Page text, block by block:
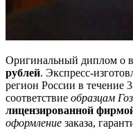
Оригинальный диплом о
рублей. Экспресс-
регион России в течение
соответствие образцам
лицензированной
оформление заказа,